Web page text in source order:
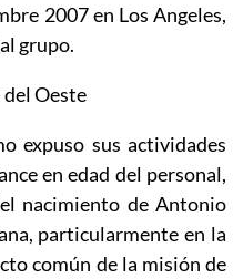
2007 en Los Angeles,
grupo.
del Oeste
expuso sus actividades
en edad del personal,
nacimiento de Antonio
particularmente en la
común de la misión de